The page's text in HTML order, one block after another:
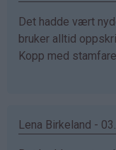
Det hadde vært
bruker alltid
Kopp med
Lena Birkeland -